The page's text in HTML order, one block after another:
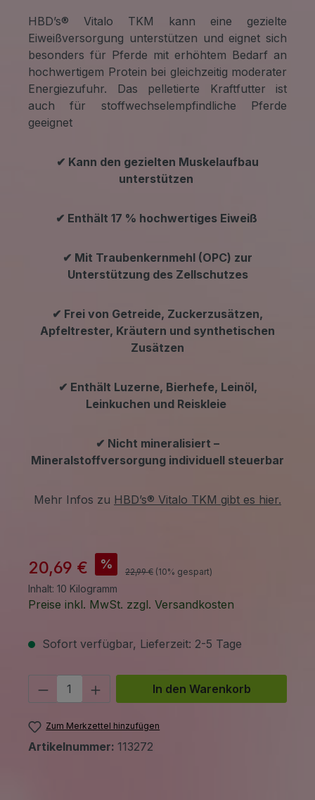
HBD’s® Vitalo TKM kann eine gezielte
Eiweißversorgung unterstützen und eignet sich
besonders für Pferde mit erhöhtem Bedarf an
hochwertigem Protein bei gleichzeitig moderater
Energiezufuhr. Das pelletierte Kraftfutter ist
auch für stoffwechselempfindliche Pferde
geeignet
✔ Kann den gezielten Muskelaufbau
unterstützen
✔ Enthält 17 % hochwertiges Eiweiß
✔ Mit Traubenkernmehl (OPC) zur
Unterstützung des Zellschutzes
✔ Frei von Getreide, Zuckerzusätzen,
Apfeltrester, Kräutern und synthetischen
Zusätzen
✔ Enthält Luzerne, Bierhefe, Leinöl,
Leinkuchen und Reiskleie
✔ Nicht mineralisiert –
Mineralstoffversorgung individuell steuerbar
Mehr Infos zu HBD’s® Vitalo TKM gibt es hier.
20,69 € %
22,99 € (10% gespart)
Inhalt: 10 Kilogramm
Preise inkl. MwSt. zzgl. Versandkosten
Sofort verfügbar, Lieferzeit: 2-5 Tage
Produkt Anzahl: Gib den
In den Warenkorb
Zum Merkzettel hinzufügen
Artikelnummer: 113272